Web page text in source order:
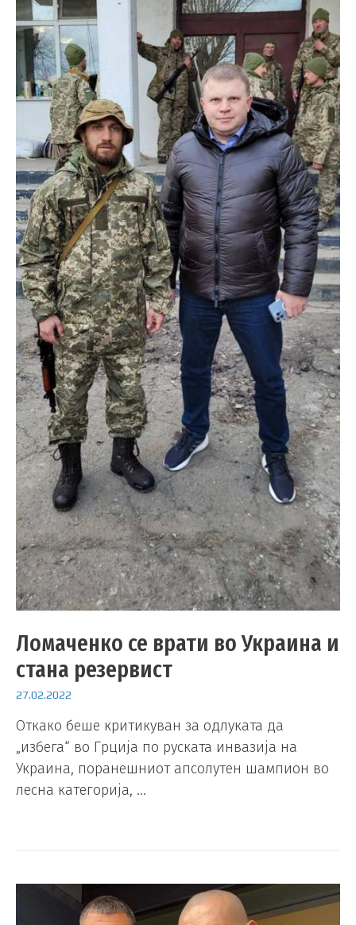
Ломаченко се врати во Украина и
стана резервист
27.02.2022
Откако беше критикуван за одлуката да
„избега“ во Грција по руската инвазија на
Украина, поранешниот апсолутен шампион во
лесна категорија, …